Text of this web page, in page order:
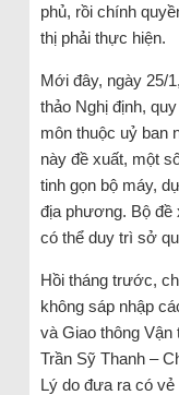
phủ, rồi chính
thị phải thực hiện.
Mới đây, ngày 25/
thảo Nghị định,
môn thuộc uỷ ban
này đề xuất, một
tinh gọn bộ máy,
địa phương. Bộ đề
có thể duy trì sở
Hồi tháng trước,
không sáp nhập
và Giao thông Vận
Trần Sỹ Thanh –
Lý do đưa ra có